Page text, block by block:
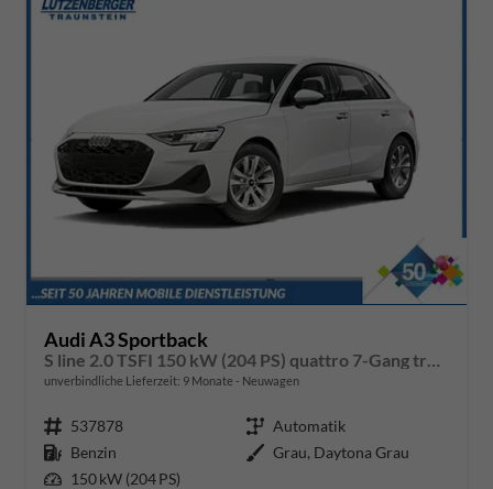
Audi A3 Sportback
unverbindliche Lieferzeit: 9 Monate Neuwagen
Fahrzeugnr. 537878 Getriebe Automatik
Kraftstoff Benzin Außenfarbe Grau, Daytona Grau
Leistung 150 kW (204 PS)